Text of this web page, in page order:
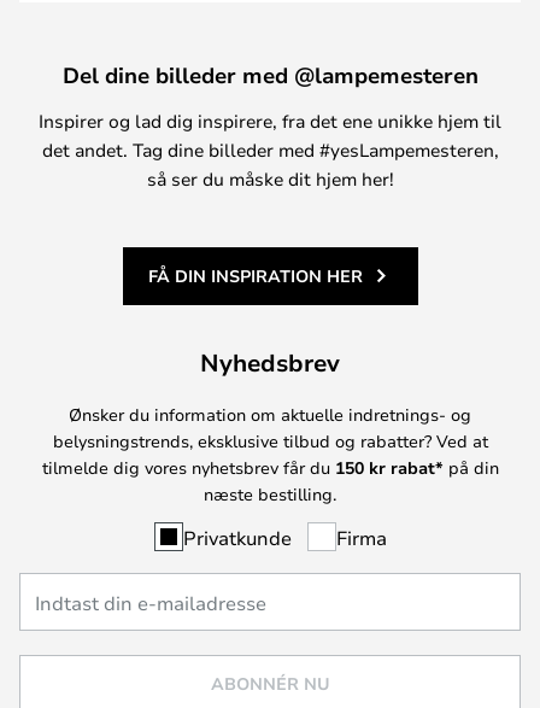
Del dine billeder med @lampemesteren
Inspirer og lad dig inspirere, fra det ene unikke hjem til
det andet. Tag dine billeder med #yesLampemesteren,
så ser du måske dit hjem her!
FÅ DIN INSPIRATION HER
Nyhedsbrev
Ønsker du information om aktuelle indretnings- og
belysningstrends, eksklusive tilbud og rabatter? Ved at
tilmelde dig vores nyhetsbrev får du 150 kr rabat* på din
næste bestilling.
Privatkunde Firma
ABONNÉR NU